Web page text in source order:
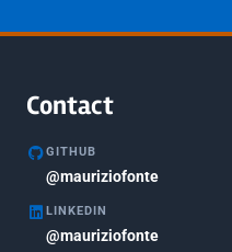
Agosto 2020
Marzo 2018
Febbraio 2018
Contact
GITHUB
@mauriziofonte
LINKEDIN
@mauriziofonte